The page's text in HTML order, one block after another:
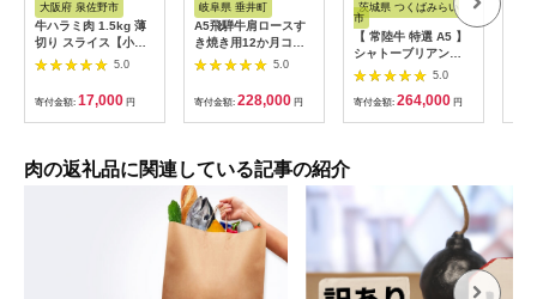
大阪府 泉佐野市
牛ハラミ肉 1.5kg 薄
切り スライス【小分
け 500g×3 訳あり サ
イズ不揃い 秘伝の赤
タレ漬け 牛肉 焼肉用
焼くだけ 小分け BBQ
やきにく 数量限定】
5.0
寄付金額: 17,000 円
岐阜県 垂井町
A5飛騨牛肩ロースす
き焼き用12か月コー
ス
5.0
寄付金額: 228,000 円
茨城県 つくばみらい
市
【 常陸牛 特選 A5 】
シャトーブリアン
200g ×5枚 ( 1kg ) (茨
城県共通返礼品) ステ
ーキ ヒレ 和牛 牛肉
高級 希少部位 極厚カ
取り寄せ 黒毛和牛 お
祝い ステーキ肉 コン
ペ ヒレ肉の中心 ふる
さと納税 [BX145-NT]
5.0
寄付金額: 264,000 円
肉の返礼品に関連している記事の紹介